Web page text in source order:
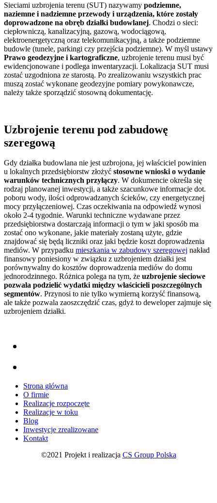
Sieciami uzbrojenia terenu (SUT) nazywamy podziemne,
naziemne i nadziemne przewody i urządzenia, które zostały
doprowadzone na obręb działki budowlanej. Chodzi o sieci:
ciepłowniczą, kanalizacyjną, gazową, wodociągową,
elektroenergetyczną oraz telekomunikacyjną, a także podziemne
budowle (tunele, parkingi czy przejścia podziemne). W myśl ustawy
Prawo geodezyjne i kartograficzne, uzbrojenie terenu musi być
ewidencjonowane i podlega inwentaryzacji. Lokalizacja SUT musi
zostać uzgodniona ze starostą. Po zrealizowaniu wszystkich prac
muszą zostać wykonane geodezyjne pomiary powykonawcze,
należy także sporządzić stosowną dokumentację.
Uzbrojenie terenu pod zabudowę
szeregową
Gdy działka budowlana nie jest uzbrojona, jej właściciel powinien
u lokalnych przedsiębiorstw złożyć stosowne wnioski o wydanie
warunków technicznych przyłączy. W dokumencie określa się
rodzaj planowanej inwestycji, a także szacunkowe informacje dot.
poboru wody, ilości odprowadzanych ścieków, czy energetycznej
mocy przyłączeniowej. Czas oczekiwania na odpowiedź wynosi
około 2-4 tygodnie. Warunki techniczne wydawane przez
przedsiębiorstwa dostarczają informacji o tym w jaki sposób ma
zostać ono wykonane, jakie materiały zostaną użyte, gdzie
znajdować się będą liczniki oraz jaki będzie koszt doprowadzenia
mediów. W przypadku mieszkania w zabudowy szeregowej nakład
finansowy poniesiony w związku z uzbrojeniem działki jest
porównywalny do kosztów doprowadzenia mediów do domu
jednorodzinnego. Różnica polega na tym, że uzbrojenie sieciowe
pozwala podzielić wydatki między właścicieli poszczególnych
segmentów. Przynosi to nie tylko wymierną korzyść finansową,
ale także pozwala zaoszczędzić czas, gdyż to deweloper zajmuje się
uzbrojeniem działki.
Strona główna
O firmie
Realizacje rozpoczęte
Realizacje w toku
Blog
Inwestycje zrealizowane
Kontakt
©2021 Projekt i realizacja CS Group Polska